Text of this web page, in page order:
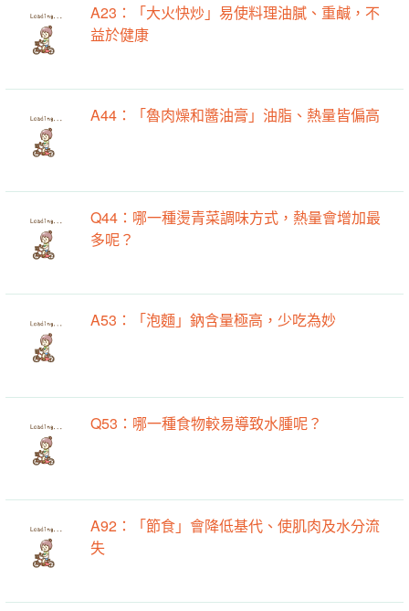
A23：「大火快炒」易使料理油膩、重鹹，不
益於健康
A44：「魯肉燥和醬油膏」油脂、熱量皆偏高
Q44：哪一種燙青菜調味方式，熱量會增加最
多呢？
A53：「泡麵」鈉含量極高，少吃為妙
Q53：哪一種食物較易導致水腫呢？
A92：「節食」會降低基代、使肌肉及水分流
失